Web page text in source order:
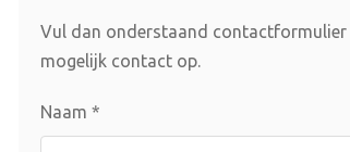
Vul dan onderstaand contactformulier
mogelijk contact op.
Naam *